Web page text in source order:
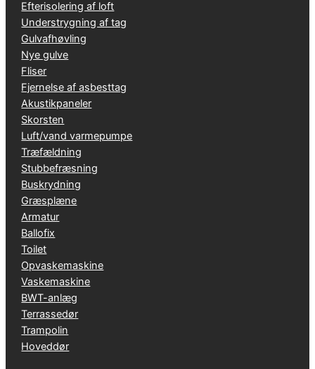
Efterisolering af loft
Understrygning af tag
Gulvafhøvling
Nye gulve
Fliser
Fjernelse af asbesttag
Akustikpaneler
Skorsten
Luft/vand varmepumpe
Træfældning
Stubbefræsning
Buskrydning
Græsplæne
Armatur
Ballofix
Toilet
Opvaskemaskine
Vaskemaskine
BWT-anlæg
Terrassedør
Trampolin
Hoveddør